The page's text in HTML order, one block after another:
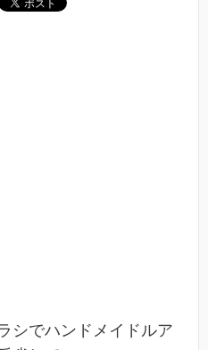
シでハンドメイドルア